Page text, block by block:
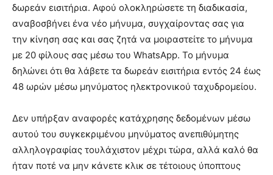
δωρεάν εισιτήρια. Αφού ολοκληρώσετε τη διαδικασία,
αναβοσβήνει ένα νέο μήνυμα, συγχαίροντας σας για
την κίνηση σας και σας ζητά να μοιραστείτε το μήνυμα
με 20 φίλους σας μέσω του WhatsApp. Το μήνυμα
δηλώνει ότι θα λάβετε τα δωρεάν εισιτήρια εντός 24 έως
48 ωρών μέσω μηνύματος ηλεκτρονικού ταχυδρομείου.
Δεν υπήρξαν αναφορές κατάχρησης δεδομένων μέσω
αυτού του συγκεκριμένου μηνύματος ανεπιθύμητης
αλληλογραφίας τουλάχιστον μέχρι τώρα, αλλά καλό θα
ήταν ποτέ να μην κάνετε κλικ σε τέτοιους ύποπτους